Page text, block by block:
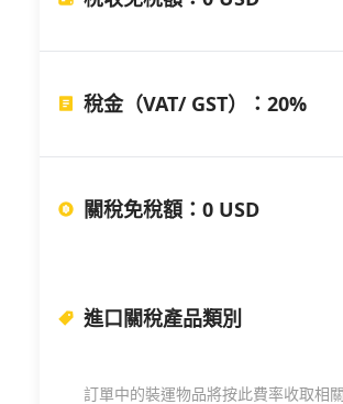
稅金（VAT/ GST） ： 20%
關稅免稅額 ： 0 USD
進口關稅產品類別
訂單中的裝運物品將按此費率收取相